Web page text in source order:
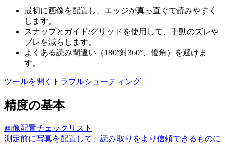
最初に画像を配置し、エッジが真っ直ぐで読みやすく
します。
スナップとガイド/グリッドを使用して、手動のズレや
ブレを減らします。
よくある読み間違い（180°対360°、優角）を避けま
す。
ツールを開く トラブルシューティング
精度の基本
画像配置チェックリスト
測定前に写真を配置して、読み取りをより信頼できるものに